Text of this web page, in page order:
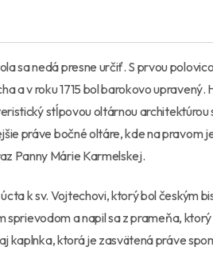
sa nedá presne určiť. S prvou
a v roku 1715 bol barokovo upravený.
stĺpovou oltárnou architektúrou
práve bočné oltáre, kde na pravom
Panny Márie Karmelskej.
k sv. Vojtechovi, ktorý bol českým
a napil sa z prameňa,
kaplnka, ktorá je zasvätená práve